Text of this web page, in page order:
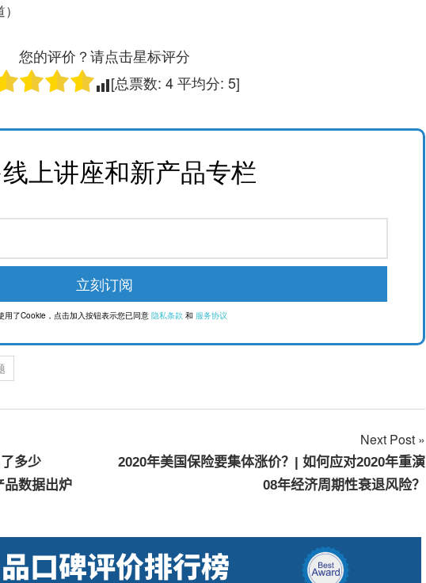
您的评价？请点击星标评分
[总票数:4平均分:5]
上讲座和新产品专栏
用了Cookie，点击加入按钮表示您已同意隐私条款 和 服务协议
多少
品数据出炉
Next Post
2020年美国保险要集体涨价？| 如何应对2020年重演
08年经济周期性衰退风险？